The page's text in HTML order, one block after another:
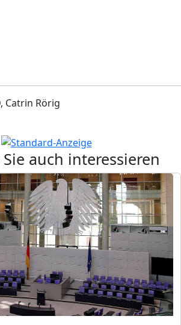
Catrin Rörig
auch interessieren